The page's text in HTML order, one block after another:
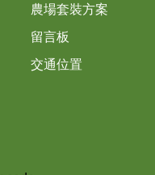
農場套裝方案
留言板
交通位置